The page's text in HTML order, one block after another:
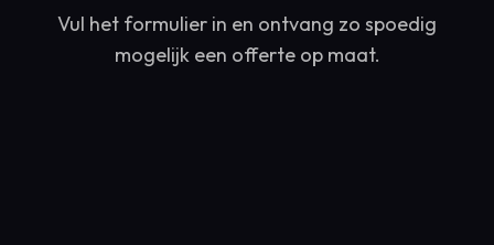
Vul het formulier in en ontvang zo spoedig
mogelijk een offerte op maat.